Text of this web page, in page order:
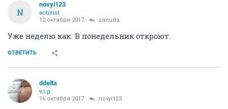
N
novyi123
activist
12 октября 2017 zanuda
Уже неделю как. В понедельник откроют.
ОТВЕТИТЬ
ddelta
v.i.p.
16 октября 2017 novyi123